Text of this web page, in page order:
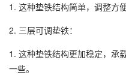
1. 这种垫铁结构简单，调整方
2. 三层可调垫铁：
1. 这种垫铁结构更加稳定，承
一些。